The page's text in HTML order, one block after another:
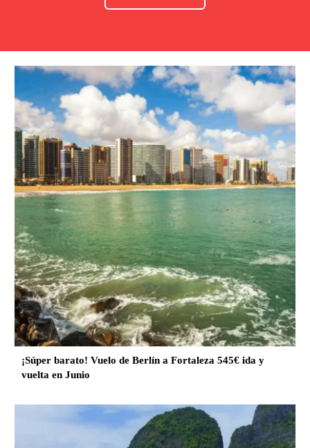
¡Súper barato! Vuelo de Berlín a Fortaleza 545€ ida y
vuelta en Junio